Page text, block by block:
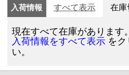
入荷情報 すべて表示 在庫
現在すべて在庫があります。
入荷情報をすべて表示 を
い。